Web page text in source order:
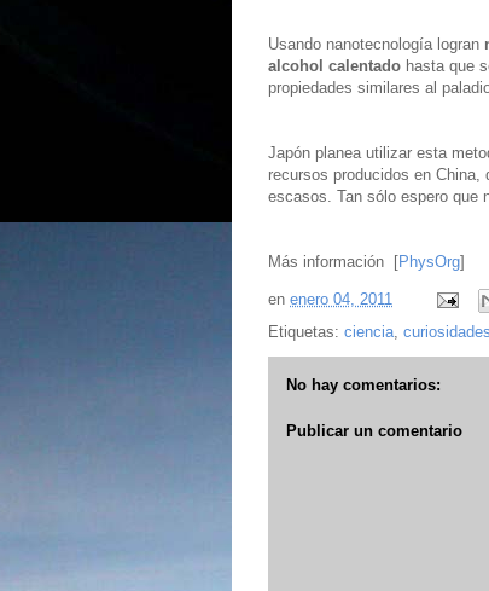
Usando nanotecnología logran
alcohol calentado hasta que
propiedades similares al
Japón planea utilizar esta
recursos producidos en
escasos. Tan sólo espero que
Más información [PhysOrg]
en enero 04, 2011
Etiquetas: ciencia, curiosidades
No hay comentarios:
Publicar un comentario